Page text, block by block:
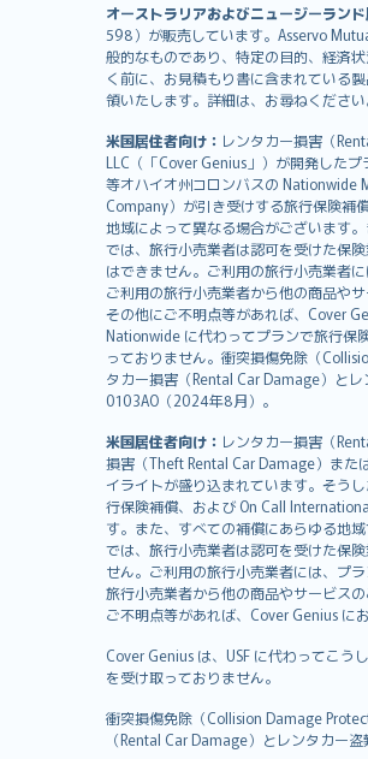
オーストラリアおよびニュージーラン
598）が販売しています。Asservo
般的なものであり、特定の目的、経済
く前に、お見積もり書に含まれている
領いたします。詳細は、お尋ねください
米国居住者向け： レンタカー損害（
LLC（「Cover Genius」）が開発した
等オハイオ州コロンバスの Nationwide
Company）が引き受けする旅行保険補
地域によって異なる場合がございます
では、旅行小売業者は認可を受けた保
はできません。ご利用の旅行小売業者
ご利用の旅行小売業者から他の商品や
その他にご不明点等があれば、Cover
Nationwide に代わってプランで旅行保
っておりません。衝突損傷免除（
タカー損害（Rental Car Damage）と
0103AO（2024年8月）。
米国居住者向け： レンタカー損害（
損害（Theft Rental Car Damage）また
イライトが盛り込まれています。そう
行保険補償、および On Call
す。また、すべての補償にあらゆる地
では、旅行小売業者は認可を受けた保
せん。ご利用の旅行小売業者には、プ
旅行小売業者から他の商品やサービス
ご不明点等があれば、Cover Genius に
Cover Genius は、USF に代わってこ
を受け取っておりません。
衝突損傷免除（Collision Damage
（Rental Car Damage）とレンタカー
italiano
简体中文
繁體中文
Português
polski
עברית
Português
svenska
日本語
한국어
dansk
norsk
suomi
العربيّة
česky
Русский
ภาษาไทย
български
català
Hrvatski
eesti
Ελληνικά
Magyar
Íslenska
Bahasa Indonesia